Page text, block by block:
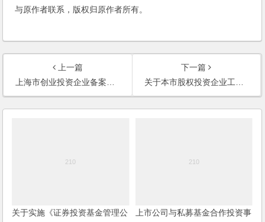
与原作者联系，版权归原作者所有。
上一篇
上海市创业投资企业备案管理操作暂行办法
下一篇
关于本市股权投资企业工商登记等事项的通知
关于实施《证券投资基金管理公
上市公司与私募基金合作投资事